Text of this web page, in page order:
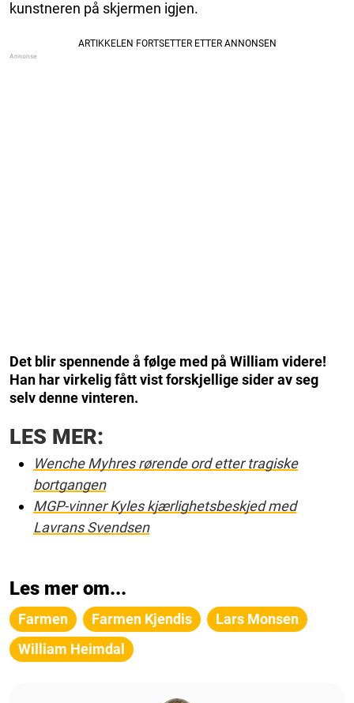
kunstneren på skjermen igjen.
Det blir spennende å følge med på William videre!
Han har virkelig fått vist forskjellige sider av seg
selv denne vinteren.
LES MER:
Wenche Myhres rørende ord etter tragiske
bortgangen
MGP-vinner Kyles kjærlighetsbeskjed med
Lavrans Svendsen
Les mer om...
Farmen Farmen Kjendis
Lars Monsen
William Heimdal